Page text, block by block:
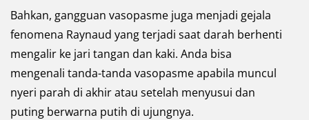
Bahkan, gangguan vasopasme juga menjadi gejala
fenomena Raynaud yang terjadi saat darah berhenti
mengalir ke jari tangan dan kaki. Anda bisa
mengenali tanda-tanda vasopasme apabila muncul
nyeri parah di akhir atau setelah menyusui dan
puting berwarna putih di ujungnya.